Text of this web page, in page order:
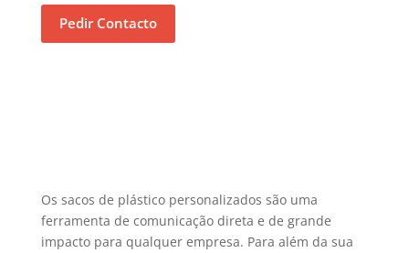
Pedir Contacto
Os sacos de plástico personalizados são uma
ferramenta de comunicação direta e de grande
impacto para qualquer empresa. Para além da sua